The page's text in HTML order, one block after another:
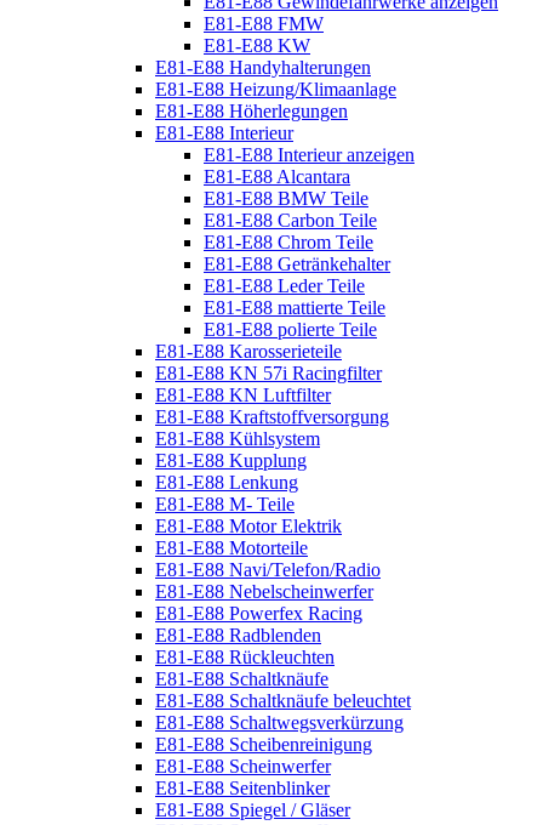
E81-E88 FMW
E81-E88 KW
E81-E88 Handyhalterungen
E81-E88 Heizung/Klimaanlage
E81-E88 Höherlegungen
E81-E88 Interieur
E81-E88 Interieur anzeigen
E81-E88 Alcantara
E81-E88 BMW Teile
E81-E88 Carbon Teile
E81-E88 Chrom Teile
E81-E88 Getränkehalter
E81-E88 Leder Teile
E81-E88 mattierte Teile
E81-E88 polierte Teile
E81-E88 Karosserieteile
E81-E88 KN 57i Racingfilter
E81-E88 KN Luftfilter
E81-E88 Kraftstoffversorgung
E81-E88 Kühlsystem
E81-E88 Kupplung
E81-E88 Lenkung
E81-E88 M- Teile
E81-E88 Motor Elektrik
E81-E88 Motorteile
E81-E88 Navi/Telefon/Radio
E81-E88 Nebelscheinwerfer
E81-E88 Powerfex Racing
E81-E88 Radblenden
E81-E88 Rückleuchten
E81-E88 Schaltknäufe
E81-E88 Schaltknäufe beleuchtet
E81-E88 Schaltwegsverkürzung
E81-E88 Scheibenreinigung
E81-E88 Scheinwerfer
E81-E88 Seitenblinker
E81-E88 Spiegel / Gläser